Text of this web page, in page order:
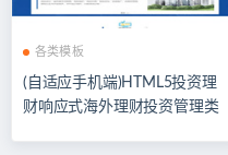
各类模板
(自适应手机端)HTML5投资理
财响应式海外理财投资管理类